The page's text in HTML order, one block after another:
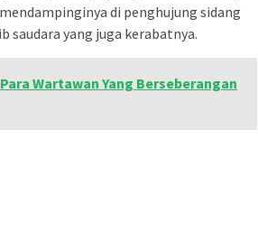
di penghujung sidang
saudara yang juga kerabatnya.
Wartawan Yang Berseberangan